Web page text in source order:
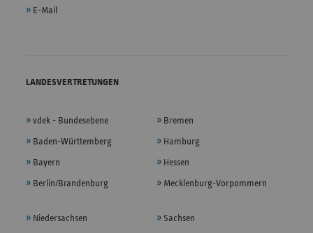
E-Mail
LANDESVERTRETUNGEN
vdek - Bundesebene
Baden-Württemberg
Bayern
Berlin/Brandenburg
Bremen
Hamburg
Hessen
Mecklenburg-Vorpommern
Niedersachsen Sachsen